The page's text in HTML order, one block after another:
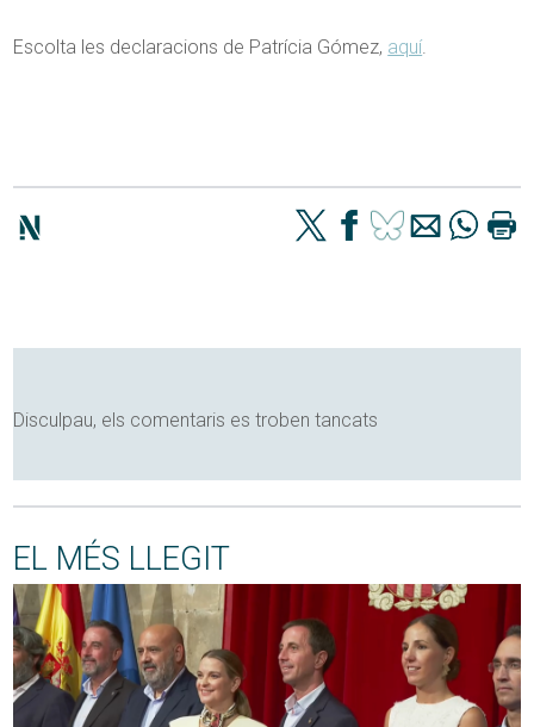
Escolta les declaracions de Patrícia Gómez, aquí.
Disculpau, els comentaris es troben tancats
EL MÉS LLEGIT